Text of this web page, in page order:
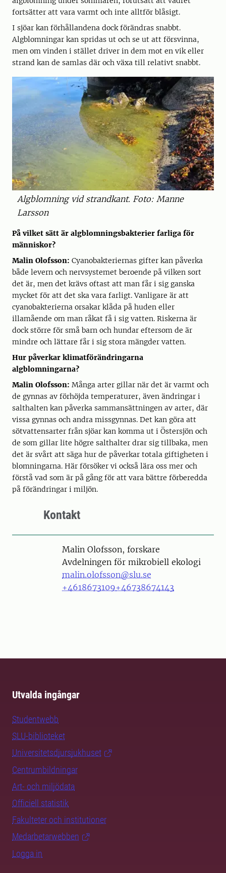
fortsätter att vara varmt och inte alltför blåsigt.
I sjöar kan förhållandena dock förändras snabbt.
Algblomningar kan spridas ut och se ut att försvinna,
men om vinden i stället driver in dem mot en vik eller
strand kan de samlas där och växa till relativt snabbt.
Algblomning vid strandkant. Foto: Manne
Larsson
På vilket sätt är algblomningsbakterier farliga för
människor?
Malin Olofsson: Cyanobakteriernas gifter kan påverka
både levern och nervsystemet beroende på vilken sort
det är, men det krävs oftast att man får i sig ganska
mycket för att det ska vara farligt. Vanligare är att
cyanobakterierna orsakar klåda på huden eller
illamående om man råkat få i sig vatten. Riskerna är
dock större för små barn och hundar eftersom de är
mindre och lättare får i sig stora mängder vatten.
Hur påverkar klimatförändringarna
algblomningarna?
Malin Olofsson: Många arter gillar när det är varmt och
de gynnas av förhöjda temperaturer, även ändringar i
salthalten kan påverka sammansättningen av arter, där
vissa gynnas och andra missgynnas. Det kan göra att
sötvattensarter från sjöar kan komma ut i Östersjön och
de som gillar lite högre salthalter drar sig tillbaka, men
det är svårt att säga hur de påverkar totala giftigheten i
blomningarna. Här försöker vi också lära oss mer och
förstå vad som är på gång för att vara bättre förberedda
på förändringar i miljön.
Kontakt
PersonMalin Olofsson, forskare
Avdelningen för mikrobiell ekologi
malin.olofsson@slu.se
+4618673109+46738674143
Utvalda ingångar
Studentwebb
SLU-biblioteket
Universitetsdjursjukhuset
Centrumbildningar
Art- och miljödata
Officiell statistik
Fakulteter och institutioner
Medarbetarwebben
Logga in